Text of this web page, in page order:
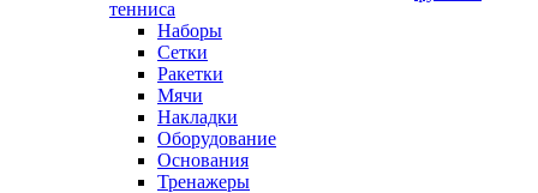
тенниса
Наборы
Сетки
Ракетки
Мячи
Накладки
Оборудование
Основания
Тренажеры